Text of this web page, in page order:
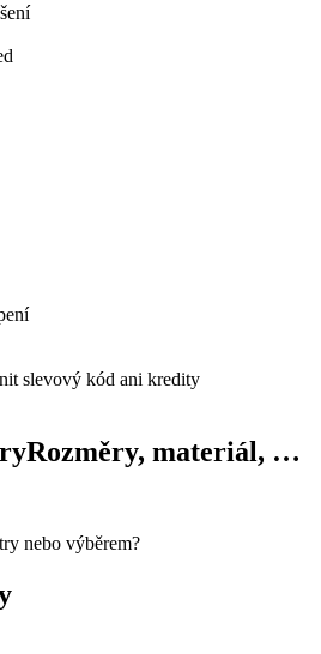
slevový kód ani kredity
Rozměry, materiál, …
nebo výběrem?